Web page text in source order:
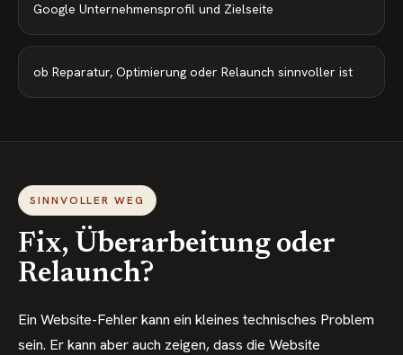
Google Unternehmensprofil und Zielseite
ob Reparatur, Optimierung oder Relaunch sinnvoller ist
SINNVOLLER WEG
Fix, Überarbeitung oder
Relaunch?
Ein Website-Fehler kann ein kleines technisches Problem
sein. Er kann aber auch zeigen, dass die Website